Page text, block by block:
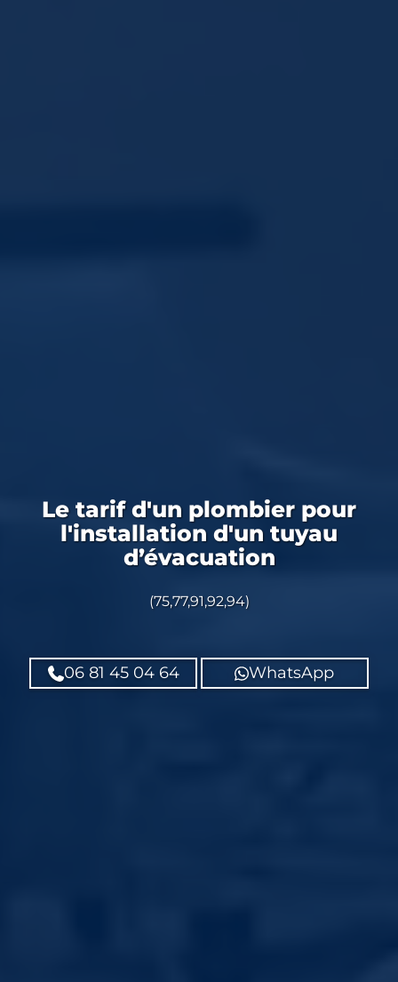
Le tarif d'un plombier pour
l'installation d'un tuyau
d’évacuation
(75,77,91,92,94)
06 81 45 04 64 WhatsApp